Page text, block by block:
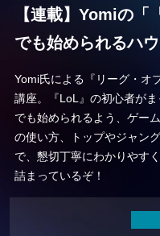
【連載】Yomiの「
でも始められるハウ
Yomi氏による『リーグ・オ
講座。『LoL』の初心者が
でも始められるよう、ゲー
の使い方、トップやジャン
で、懇切丁寧にわかりやす
詰まっているぞ！